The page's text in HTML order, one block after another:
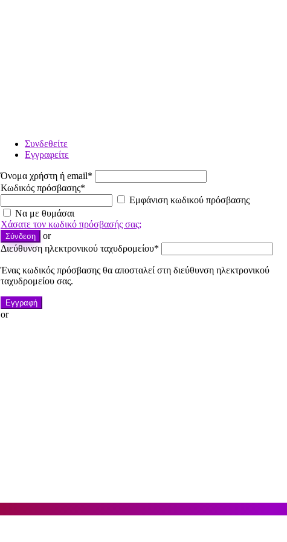
Συνδεθείτε
Εγγραφείτε
Όνομα χρήστη ή email*
Κωδικός πρόσβασης*
Εμφάνιση κωδικού πρόσβασης
Να με θυμάσαι
Χάσατε τον κωδικό πρόσβασής σας;
Σύνδεση
or
Διεύθυνση ηλεκτρονικού ταχυδρομείου*
Ένας κωδικός πρόσβασης θα αποσταλεί στη διεύθυνση ηλεκτρονικού
ταχυδρομείου σας.
Εγγραφή
or